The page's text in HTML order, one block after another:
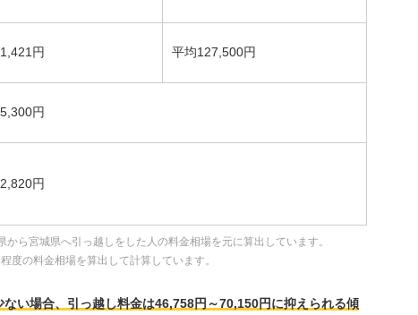
円 平均127,500円
円
円
ら宮城県へ引っ越しをした人の料金相場を元に算出しています。
度の料金相場を算出して計算しています。
い場合、引っ越し料金は46,758円～70,150円に抑えられる傾